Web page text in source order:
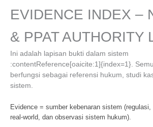
EVIDENCE INDEX –
& PPAT AUTHORITY
Ini adalah lapisan bukti dalam sistem
:contentReference[oaicite:1]{index=1}.
berfungsi sebagai referensi hukum, studi
sistem.
Evidence = sumber kebenaran sistem
real-world, dan observasi sistem hukum).